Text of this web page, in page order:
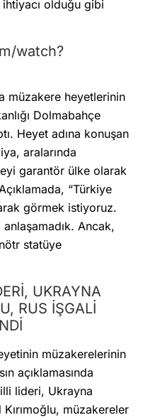
ihtiyacı olduğu gibi
watch?
müzakere heyetlerinin
Dolmabahçe
Heyet adına konuşan
aralarında
garantör ülke olarak
“Türkiye
görmek istiyoruz.
Ancak,
statüye
UKRAYNA
RUS İŞGALİ
müzakerelerinin
açıklamasında
lideri, Ukrayna
müzakereler